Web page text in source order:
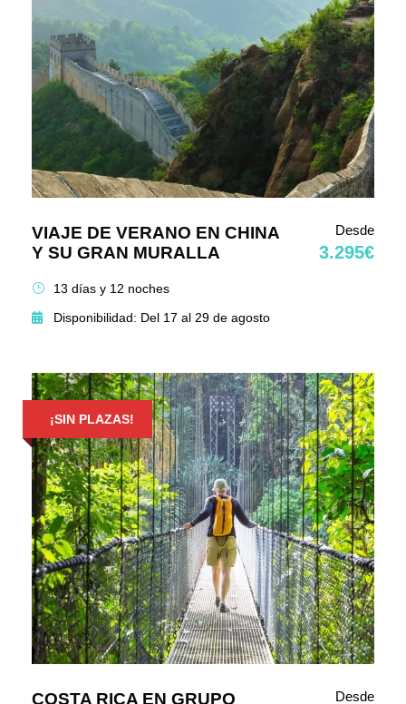
VIAJE DE VERANO EN CHINA
Y SU GRAN MURALLA
Desde
3.295€
13 días y 12 noches
Disponibilidad: Del 17 al 29 de agosto
¡SIN PLAZAS!
COSTA RICA EN GRUPO
Desde